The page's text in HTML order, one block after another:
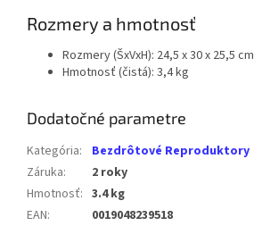
Rozmery a hmotnosť
Rozmery (ŠxVxH): 24,5 x 30 x 25,5 cm
Hmotnosť (čistá): 3,4 kg
Dodatočné parametre
Kategória:
Bezdrôtové Reproduktory
Záruka:
2 roky
Hmotnosť: 3.4 kg
EAN: 0019048239518